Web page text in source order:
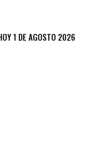
1 DE AGOSTO 2026